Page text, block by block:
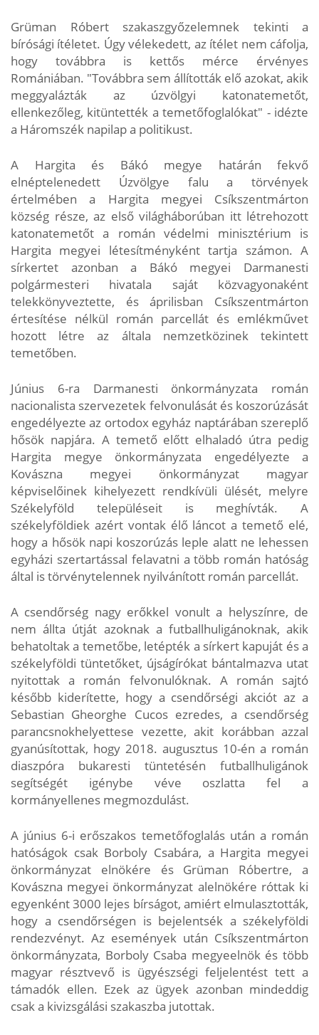
Grüman Róbert szakaszgyőzelemnek tekinti a
bírósági ítéletet. Úgy vélekedett, az ítélet nem cáfolja,
hogy továbbra is kettős mérce érvényes
Romániában. "Továbbra sem állították elő azokat, akik
meggyalázták az úzvölgyi katonatemetőt,
ellenkezőleg, kitüntették a temetőfoglalókat" - idézte
a Háromszék napilap a politikust.
A Hargita és Bákó megye határán fekvő
elnéptelenedett Úzvölgye falu a törvények
értelmében a Hargita megyei Csíkszentmárton
község része, az első világháborúban itt létrehozott
katonatemetőt a román védelmi minisztérium is
Hargita megyei létesítményként tartja számon. A
sírkertet azonban a Bákó megyei Darmanesti
polgármesteri hivatala saját közvagyonaként
telekkönyveztette, és áprilisban Csíkszentmárton
értesítése nélkül román parcellát és emlékművet
hozott létre az általa nemzetközinek tekintett
temetőben.
Június 6-ra Darmanesti önkormányzata román
nacionalista szervezetek felvonulását és koszorúzását
engedélyezte az ortodox egyház naptárában szereplő
hősök napjára. A temető előtt elhaladó útra pedig
Hargita megye önkormányzata engedélyezte a
Kovászna megyei önkormányzat magyar
képviselőinek kihelyezett rendkívüli ülését, melyre
Székelyföld településeit is meghívták. A
székelyföldiek azért vontak élő láncot a temető elé,
hogy a hősök napi koszorúzás leple alatt ne lehessen
egyházi szertartással felavatni a több román hatóság
által is törvénytelennek nyilvánított román parcellát.
A csendőrség nagy erőkkel vonult a helyszínre, de
nem állta útját azoknak a futballhuligánoknak, akik
behatoltak a temetőbe, letépték a sírkert kapuját és a
székelyföldi tüntetőket, újságírókat bántalmazva utat
nyitottak a román felvonulóknak. A román sajtó
később kiderítette, hogy a csendőrségi akciót az a
Sebastian Gheorghe Cucos ezredes, a csendőrség
parancsnokhelyettese vezette, akit korábban azzal
gyanúsítottak, hogy 2018. augusztus 10-én a román
diaszpóra bukaresti tüntetésén futballhuligánok
segítségét igénybe véve oszlatta fel a
kormányellenes megmozdulást.
A június 6-i erőszakos temetőfoglalás után a román
hatóságok csak Borboly Csabára, a Hargita megyei
önkormányzat elnökére és Grüman Róbertre, a
Kovászna megyei önkormányzat alelnökére róttak ki
egyenként 3000 lejes bírságot, amiért elmulasztották,
hogy a csendőrségen is bejelentsék a székelyföldi
rendezvényt. Az események után Csíkszentmárton
önkormányzata, Borboly Csaba megyeelnök és több
magyar résztvevő is ügyészségi feljelentést tett a
támadók ellen. Ezek az ügyek azonban mindeddig
csak a kivizsgálási szakaszba jutottak.